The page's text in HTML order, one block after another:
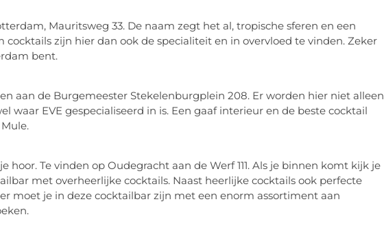
Mauritsweg 33. De naam zegt het al, tropische sferen en een
zijn hier dan ook de specialiteit en in overvloed te vinden. Zeker
bent.
aan de Burgemeester Stekelenburgplein 208. Er worden hier niet alleen
waar EVE gespecialiseerd in is. Een gaaf interieur en de beste cocktail
hoor. Te vinden op Oudegracht aan de Werf 111. Als je binnen komt kijk je
met overheerlijke cocktails. Naast heerlijke cocktails ook perfecte
moet je in deze cocktailbar zijn met een enorm assortiment aan